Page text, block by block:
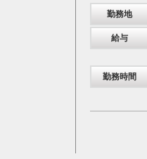
勤務地
給与
勤務時間